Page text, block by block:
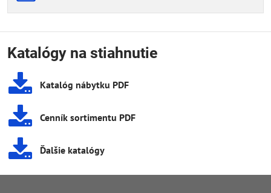
Katalógy na stiahnutie
Katalóg nábytku PDF
Cenník sortimentu PDF
Ďalšie katalógy